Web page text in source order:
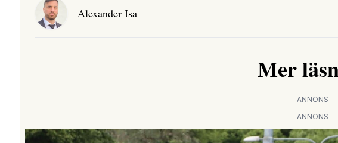
Alexander Isa
Mer
ANNONS
ANNONS